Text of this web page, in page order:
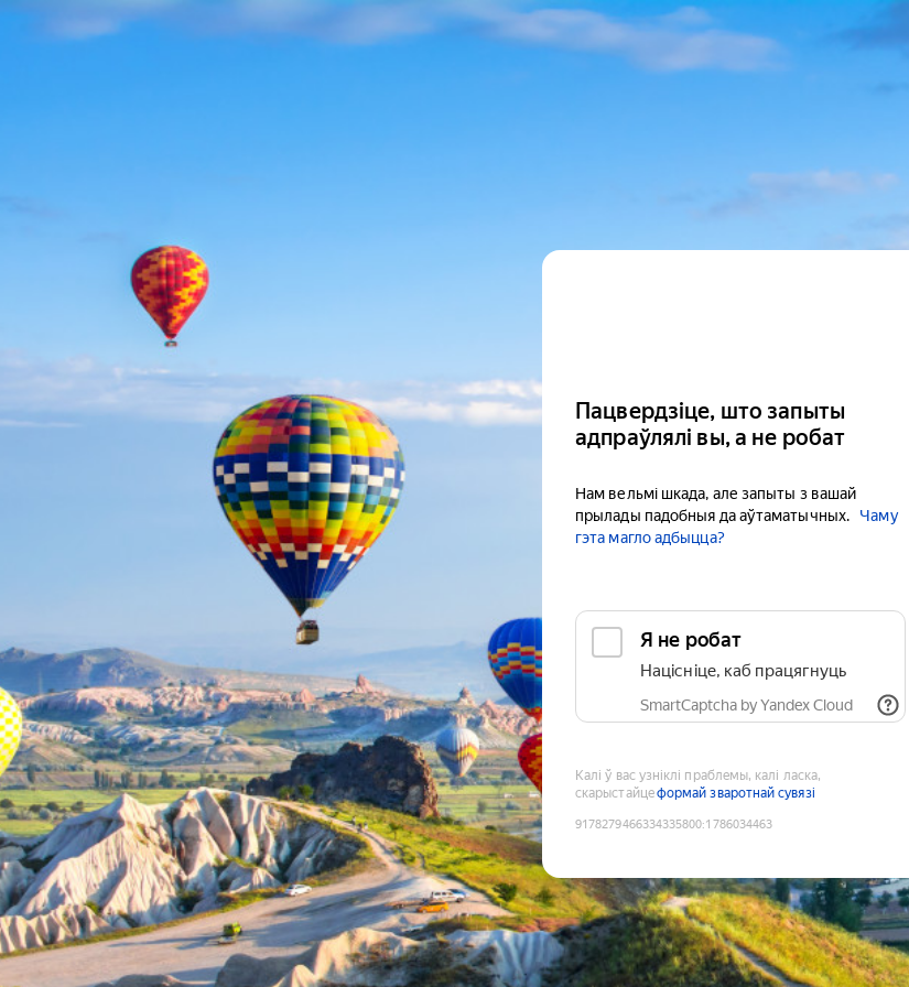
Пацвердзіце, што запыты
адпраўлялі вы, а не робат
Нам вельмі шкада, але запыты з вашай
прылады падобныя да аўтаматычных.
Чаму
гэта магло адбыцца?
Я не робат
Націсніце, каб працягнуць
SmartCaptcha by Yandex Cloud
Калі ў вас узніклі праблемы, калі ласка,
скарыстайцеформай зваротнай сувязі
9178279466334335800:1786034463